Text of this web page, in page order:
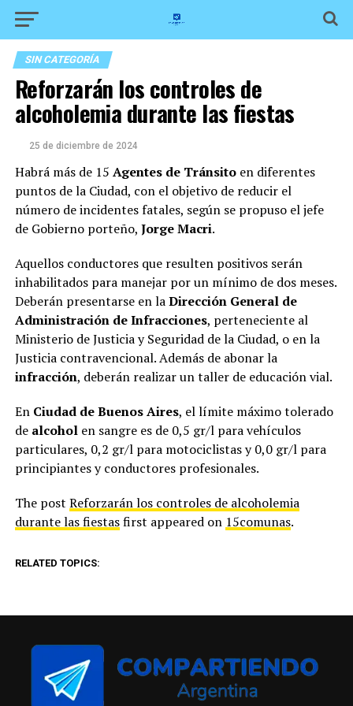
SIN CATEGORÍA
Reforzarán los controles de
alcoholemia durante las fiestas
25 de diciembre de 2024
Habrá más de 15 Agentes de Tránsitoen diferentes
puntos de la Ciudad, con el objetivo de reducir el
número de incidentes fatales, según se propuso el jefe
de Gobierno porteño, Jorge Macri.
Aquellos conductores que resulten positivos serán
inhabilitados para manejar por un mínimo de dos meses.
Deberán presentarse en laDirección General de
Administración de Infracciones, perteneciente al
Ministerio de Justicia y Seguridad de la Ciudad, o en la
Justicia contravencional. Además de abonar la
infracción, deberán realizar un taller de educación vial.
En Ciudad de Buenos Aires, el límite máximo tolerado
de alcoholen sangre es de 0,5 gr/l para vehículos
particulares, 0,2 gr/l para motociclistas y 0,0 gr/l para
principiantes y conductores profesionales.
The post Reforzarán los controles de alcoholemia
durante las fiestasfirst appeared on 15comunas.
RELATED TOPICS: